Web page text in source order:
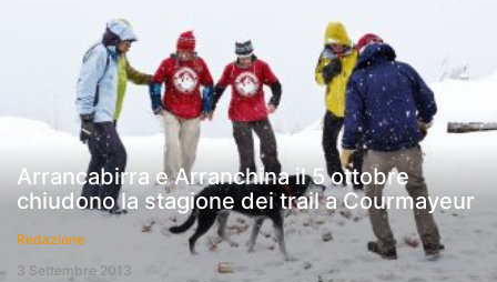
Arrancabirra e Arranchina il 5 ottobre
chiudono la stagione dei trail a Courmayeur
Redazione
3 Settembre 2013